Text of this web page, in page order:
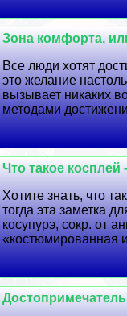
Зона комфорта,
Все люди хотят
это желание
вызывает никаких
методами
Что такое
Хотите знать, что
тогда эта заметка
косупурэ, сокр. от
«костюмированная